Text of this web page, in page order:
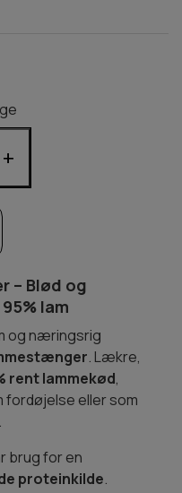
+
– Blød og
lam
og næringsrig
. Lækre,
rent lammekød,
fordøjelse eller som
brug for en
proteinkilde.